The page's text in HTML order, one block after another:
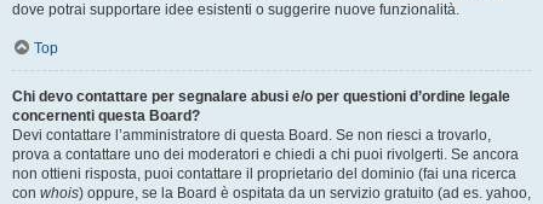
dove potrai supportare idee esistenti o suggerire nuove funzionalità.
Top
Chi devo contattare per segnalare abusi e/o per questioni d’ordine legale
concernenti questa Board?
Devi contattare l’amministratore di questa Board. Se non riesci a trovarlo,
prova a contattare uno dei moderatori e chiedi a chi puoi rivolgerti. Se ancora
non ottieni risposta, puoi contattare il proprietario del dominio (fai una ricerca
con whois) oppure, se la Board è ospitata da un servizio gratuito (ad es. yahoo,